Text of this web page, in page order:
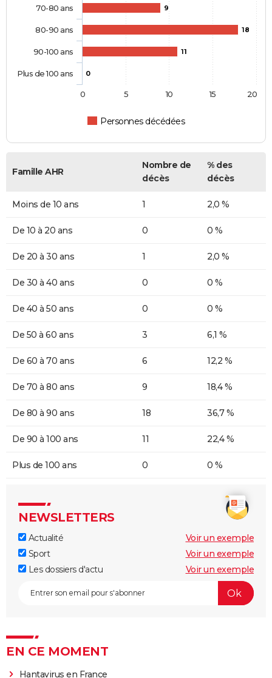
9
18
11
0
Personnes décédées
70-80 ans
80-90 ans
90-100 ans
Plus de 100 ans
0 5 10 15 20
Famille AHR
Nombre de
décès
% des
décès
Moins de 10 ans 1 2,0 %
De 10 à 20 ans 0 0 %
De 20 à 30 ans 1 2,0 %
De 30 à 40 ans 0 0 %
De 40 à 50 ans 0 0 %
De 50 à 60 ans 3 6,1 %
De 60 à 70 ans 6 12,2 %
De 70 à 80 ans 9 18,4 %
De 80 à 90 ans 18 36,7 %
De 90 à 100 ans 11 22,4 %
Plus de 100 ans 0 0 %
NEWSLETTERS
Actualité
Voir un exemple
Sport
Voir un exemple
Les dossiers d'actu
Voir un exemple
EN CE MOMENT
Hantavirus en France